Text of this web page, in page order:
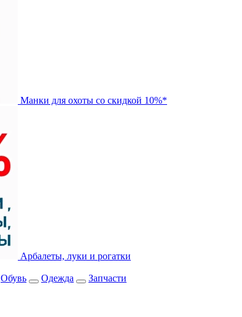
Манки для охоты со скидкой 10%*
Арбалеты, луки и рогатки
Обувь Одежда Запчасти